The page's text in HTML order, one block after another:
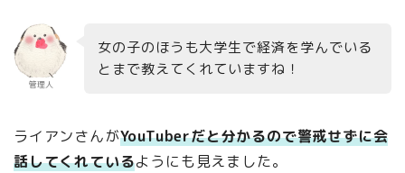
管理人
女の子のほうも大学生で経済を学んでいる
とまで教えてくれていますね！
ライアンさんがYouTuberだと分かるので警戒せずに会
話してくれているようにも見えました。